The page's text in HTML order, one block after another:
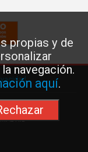
propias y de
navegación.
aquí.
91 577 41 13 ·